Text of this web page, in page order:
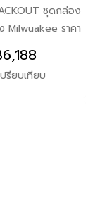
+48-22-8429
22-8427
ชุดกล่อง
Milwuakee ราคา
Q3/2025 จับชุด
พร้อมกับ Code
ม เพื่อความคุ้มค่า
PACKOUT ราคา
ปรียบเทียบ